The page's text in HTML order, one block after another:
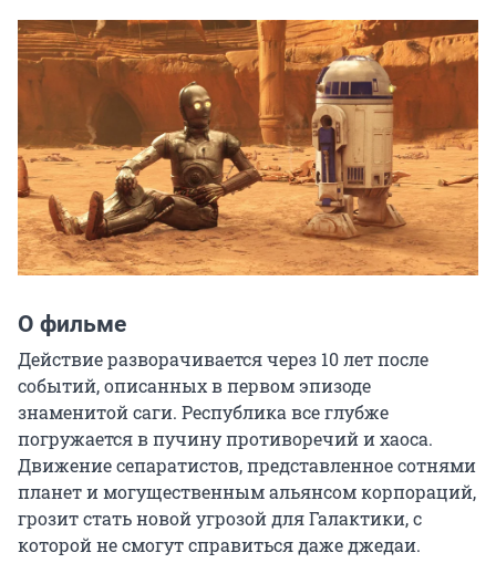
О фильме
Действие разворачивается через 10 лет после
событий, описанных в первом эпизоде
знаменитой саги. Республика все глубже
погружается в пучину противоречий и хаоса.
Движение сепаратистов, представленное сотнями
планет и могущественным альянсом корпораций,
грозит стать новой угрозой для Галактики, с
которой не смогут справиться даже джедаи.